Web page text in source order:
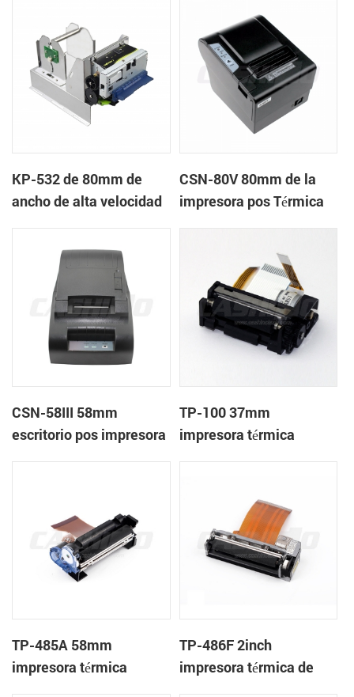
KP-532 de 80mm de
ancho de alta velocidad
del quiosco
CSN-80V 80mm de la
impresora pos Térmica
CSN-58III 58mm
escritorio pos impresora
TP-100 37mm
impresora térmica
TP-485A 58mm
impresora térmica
TP-486F 2inch
impresora térmica de